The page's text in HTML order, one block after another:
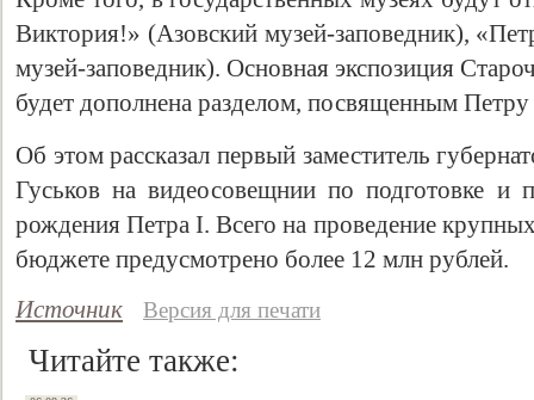
Виктория!» (Азовский музей-заповедник),
музей-заповедник). Основная экспозиция
будет дополнена разделом, посвященным
Об этом рассказал первый заместитель
Гуськов на видеосовещнии по подготовке и
рождения Петра I. Всего на проведение
бюджете предусмотрено более 12 млн рублей.
Источник
Версия для печати
Читайте также: